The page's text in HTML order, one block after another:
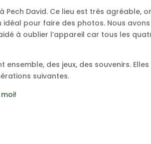
Pech David. Ce lieu est très agréable,
pour faire des photos. Nous avons
à oublier l’appareil car tous les
des jeux, des souvenirs. Elles
suivantes.